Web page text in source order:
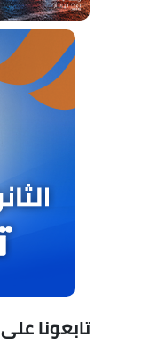
تابعونا على